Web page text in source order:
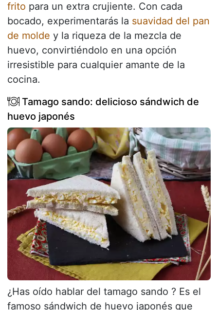
frito para un extra crujiente. Con cada
bocado, experimentarás la suavidad del pan
de molde y la riqueza de la mezcla de
huevo, convirtiéndolo en una opción
irresistible para cualquier amante de la
cocina.
Tamago sando: delicioso sándwich de
huevo japonés
¿Has oído hablar del tamago sando ? Es el
famoso sándwich de huevo japonés que